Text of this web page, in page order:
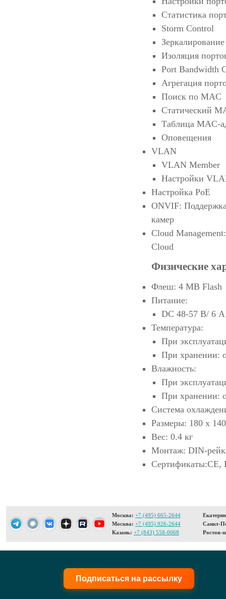
Статистика
Storm Control
Изоляция
Port Bandwidth
Агрегация
Поиск по MAC
Статический
Таблица MAC-
Оповещения
VLAN
VLAN Member
Настройки
Настройка PoE
ONVIF:
камер
Cloud
Cloud
Физические
Флеш: 4 MB Flash
Питание:
DC 48-57 В/ 6
Температура:
При
При хранении:
Влажность:
При
При хранении:
Система
Размеры: 180 х
Вес: 0.4 кг
Монтаж: DIN-
Сертификаты:CE,
Москва: +7 (495) 665-2644
Москва: +7 (495) 926-2644
Казань: +7 (843) 558-0068
Санкт-
Ростов-
Подписаться на рассылку